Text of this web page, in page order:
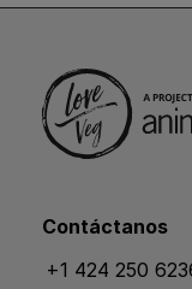
Contáctanos
+1 424 250